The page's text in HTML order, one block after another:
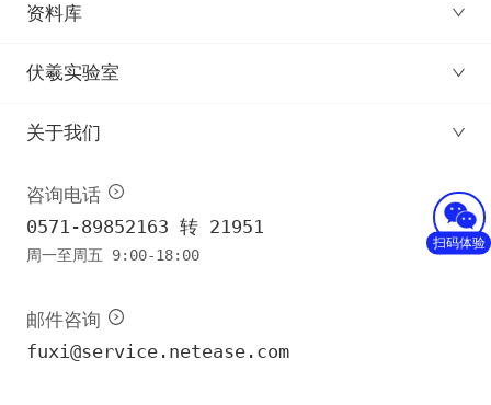
资料库
伏羲实验室
关于我们
咨询电话
0571-89852163 转 21951
周一至周五 9:00-18:00
邮件咨询
fuxi@service.netease.com
扫码体验